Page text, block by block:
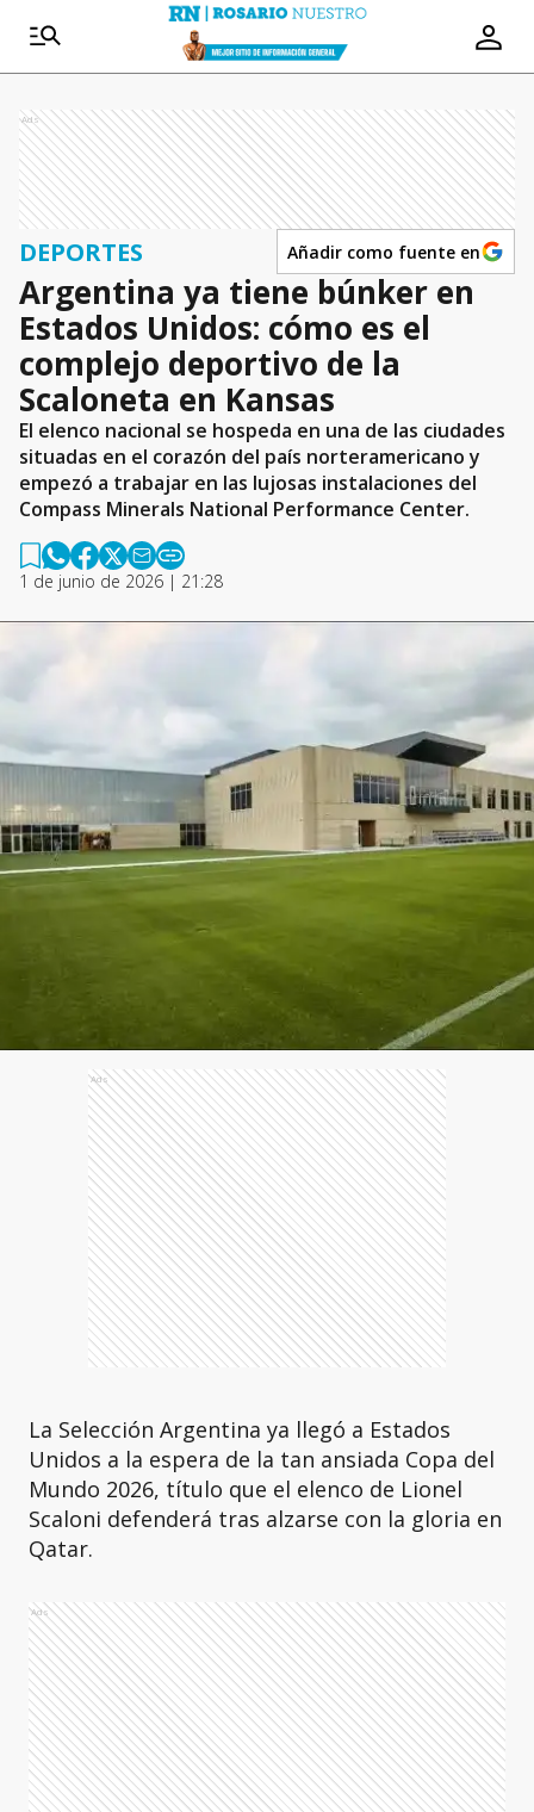
Ads
DEPORTES Añadir como fuente en
Argentina ya tiene búnker en
Estados Unidos: cómo es el
complejo deportivo de la
Scaloneta en Kansas
El elenco nacional se hospeda en una de las ciudades
situadas en el corazón del país norteramericano y
empezó a trabajar en las lujosas instalaciones del
Compass Minerals National Performance Center.
1 de junio de 2026 | 21:28
Ads
La Selección Argentina ya llegó a Estados
Unidos a la espera de la tan ansiada Copa del
Mundo 2026, título que el elenco de Lionel
Scaloni defenderá tras alzarse con la gloria en
Qatar.
Ads